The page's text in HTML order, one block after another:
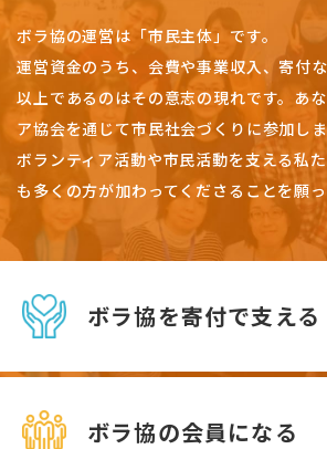
ボラ協の運営は「市民主体」です。
運営資金のうち、会費や事業収入、寄付
以上であるのはその意志の現れです。 あ
ア協会を通じて市民社会づくりに参加し
ボランティア活動や市民活動を支える私
も多くの方が加わってくださることを願
ボラ協を寄付で支える
ボラ協の会員になる